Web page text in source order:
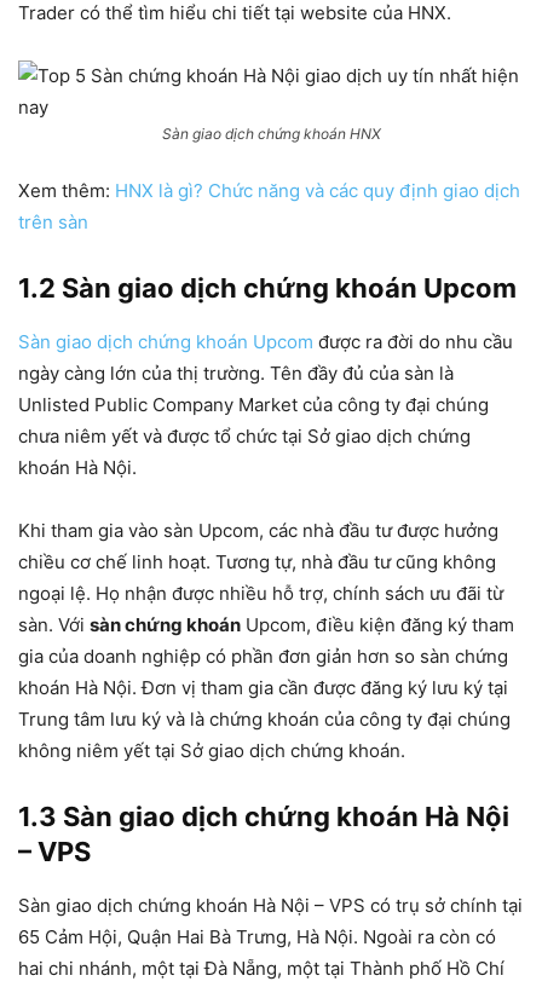
Trader có thể tìm hiểu chi tiết tại website của HNX.
Sàn giao dịch chứng khoán HNX
Xem thêm: HNX là gì? Chức năng và các quy định giao dịch
trên sàn
1.2 Sàn giao dịch chứng khoán Upcom
Sàn giao dịch chứng khoán Upcom được ra đời do nhu cầu
ngày càng lớn của thị trường. Tên đầy đủ của sàn là
Unlisted Public Company Market của công ty đại chúng
chưa niêm yết và được tổ chức tại Sở giao dịch chứng
khoán Hà Nội.
Khi tham gia vào sàn Upcom, các nhà đầu tư được hưởng
chiều cơ chế linh hoạt. Tương tự, nhà đầu tư cũng không
ngoại lệ. Họ nhận được nhiều hỗ trợ, chính sách ưu đãi từ
sàn. Với sàn chứng khoán Upcom, điều kiện đăng ký tham
gia của doanh nghiệp có phần đơn giản hơn so sàn chứng
khoán Hà Nội. Đơn vị tham gia cần được đăng ký lưu ký tại
Trung tâm lưu ký và là chứng khoán của công ty đại chúng
không niêm yết tại Sở giao dịch chứng khoán.
1.3 Sàn giao dịch chứng khoán Hà Nội
– VPS
Sàn giao dịch chứng khoán Hà Nội – VPS có trụ sở chính tại
65 Cảm Hội, Quận Hai Bà Trưng, Hà Nội. Ngoài ra còn có
hai chi nhánh, một tại Đà Nẵng, một tại Thành phố Hồ Chí